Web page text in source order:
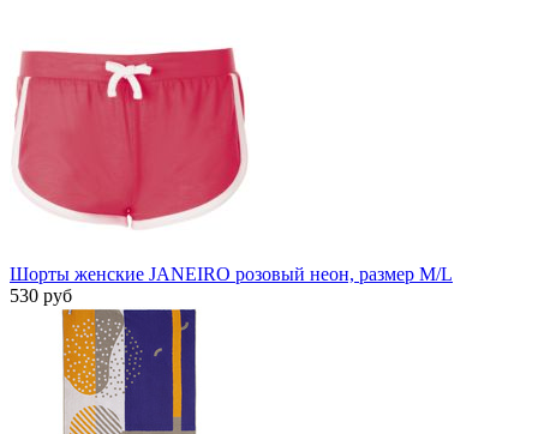
Шорты женские JANEIRO розовый неон, размер M/L
530 руб